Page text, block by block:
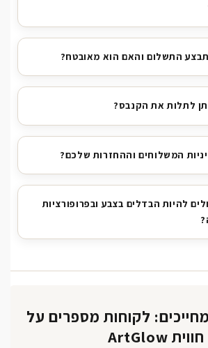
התשלום והאם הוא מאובטח?
לתלות את הקנבס?
המשלוחים וההחזרות שלכם?
להיות הבדלים בצבע ובפרופורציות
לקוחות מספרים על
חווית ArtGlow